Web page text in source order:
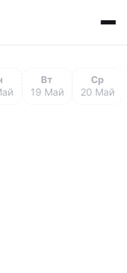
Вт
19 Май
Ср
20 Май